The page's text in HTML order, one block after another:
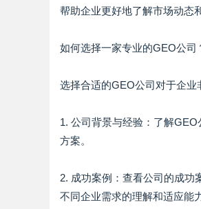
帮助企业更好地了解市场动态
如何选择一家专业的GEO公司
选择合适的GEO公司对于企业
1. 公司背景与经验：了解
方案。
2. 成功案例：查看公司的成功
不同企业需求的理解和适应能力